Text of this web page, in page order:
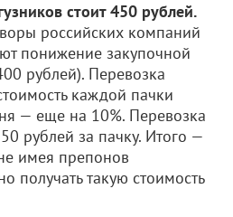
стоит 450 рублей.
российских компаний
понижение закупочной
рублей). Перевозка
каждой пачки
— еще на 10%. Перевозка
рублей за пачку. Итого —
имея препонов
получать такую стоимость